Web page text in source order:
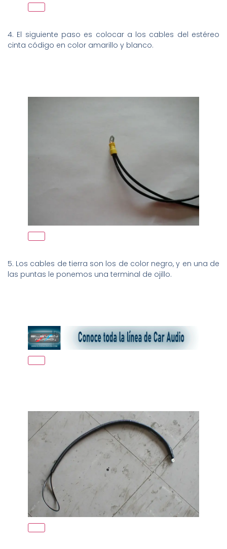
4. El siguiente paso es colocar a los cables del estéreo
cinta código en color amarillo y blanco.
5. Los cables de tierra son los de color negro, y en una de
las puntas le ponemos una terminal de ojillo.